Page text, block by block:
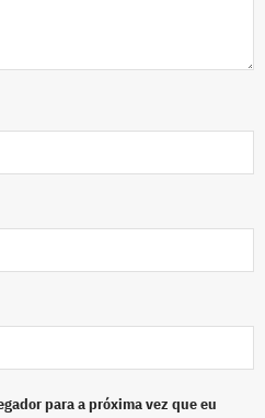
para a próxima vez que eu